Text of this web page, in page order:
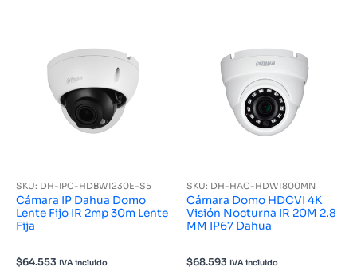
SKU: DH-IPC-HDBW1230E-S5
Cámara IP Dahua Domo
Lente Fijo IR 2mp 30m Lente
Fija
$64.553 IVA incluido
SKU: DH-HAC-HDW1800MN
Cámara Domo HDCVI 4K
Visión Nocturna IR 20M 2.8
MM IP67 Dahua
$68.593 IVA incluido